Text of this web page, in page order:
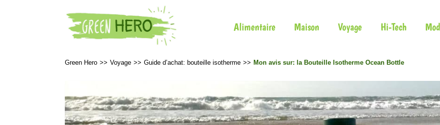
Alimentaire Maison Voyage Hi-Tech
Green Hero >> Voyage >> Guide d’achat: bouteille isotherme >> Mon avis sur: la Bouteille Isotherme Ocean Bottle